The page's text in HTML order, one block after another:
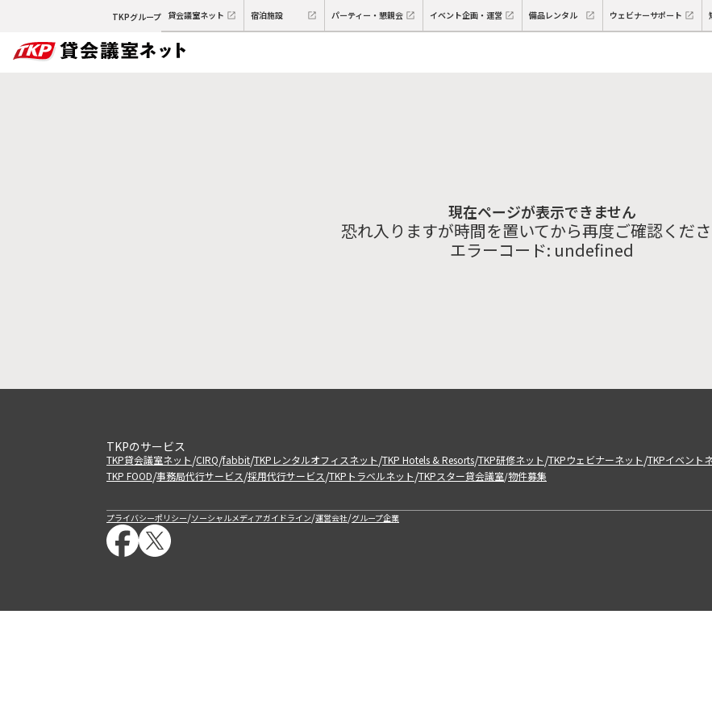
TKPグループ 貸会議室ネット 宿泊施設 パーティー・懇親会 イベント企画・運営 備品レンタル ウェビナーサポート
現在ページが表示できません
恐れ入りますが時間を置いてから再度ご確認くださ
エラーコード: undefined
TKPのサービス
TKP貸会議室ネット/CIRQ/fabbit/TKPレンタルオフィスネット/TKP Hotels & Resorts/TKP研修ネット/TKPウェビナーネット/TKPイベント
TKP FOOD/事務局代行サービス/採用代行サービス/TKPトラベルネット/TKPスター貸会議室/物件募集
プライバシーポリシー/ソーシャルメディアガイドライン/運営会社/グループ企業